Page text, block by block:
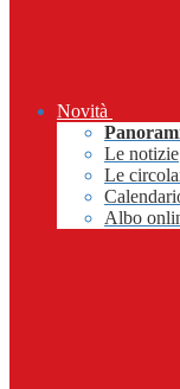
Novità
Le notizie
Le
Albo